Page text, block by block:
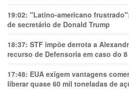
19:02: "Latino-americano
de secretário de Donald Trump
18:37: STF impõe derrota a
recurso de Defensoria em caso do
17:48: EUA exigem vantagens
liberar quase 60 mil toneladas de